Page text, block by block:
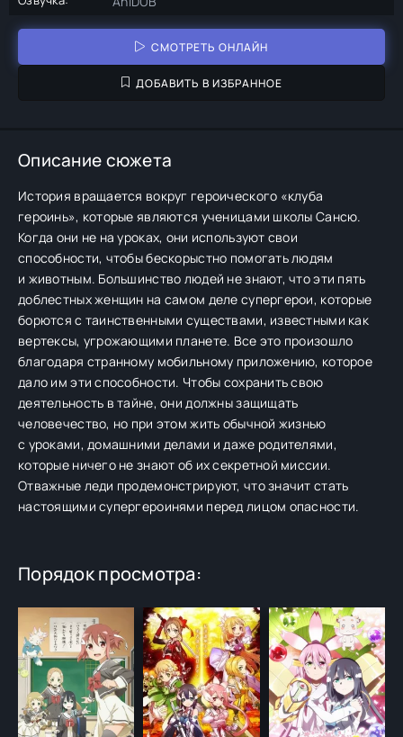
СМОТРЕТЬ ОНЛАЙН
ДОБАВИТЬ В ИЗБРАННОЕ
Описание сюжета
История вращается вокруг героического «клуба
героинь», которые являются ученицами школы Сансю.
Когда они не на уроках, они используют свои
способности, чтобы бескорыстно помогать людям
и животным. Большинство людей не знают, что эти пять
доблестных женщин на самом деле супергерои, которые
борются с таинственными существами, известными как
вертексы, угрожающими планете. Все это произошло
благодаря странному мобильному приложению, которое
дало им эти способности. Чтобы сохранить свою
деятельность в тайне, они должны защищать
человечество, но при этом жить обычной жизнью
с уроками, домашними делами и даже родителями,
которые ничего не знают об их секретной миссии.
Отважные леди продемонстрируют, что значит стать
настоящими супергероинями перед лицом опасности.
Порядок просмотра: